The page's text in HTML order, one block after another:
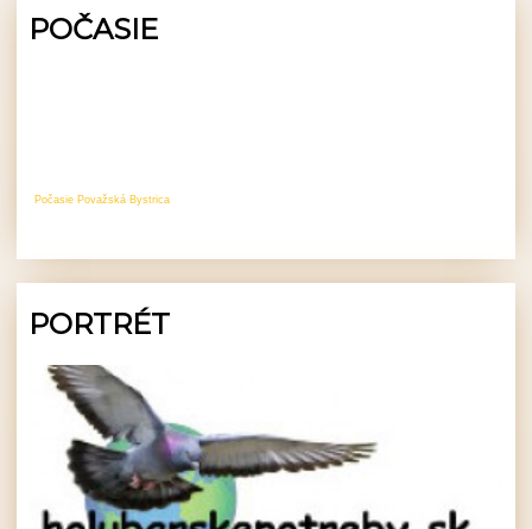
POČASIE
Počasie Považská Bystrica
PORTRÉT